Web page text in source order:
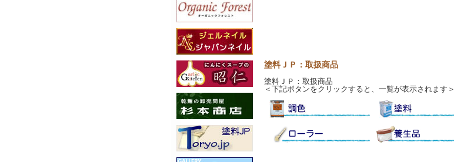
塗料ＪＰ：取扱商品
塗料ＪＰ：取扱商品
＜下記ボタンをクリックすると、一覧が表示されます＞